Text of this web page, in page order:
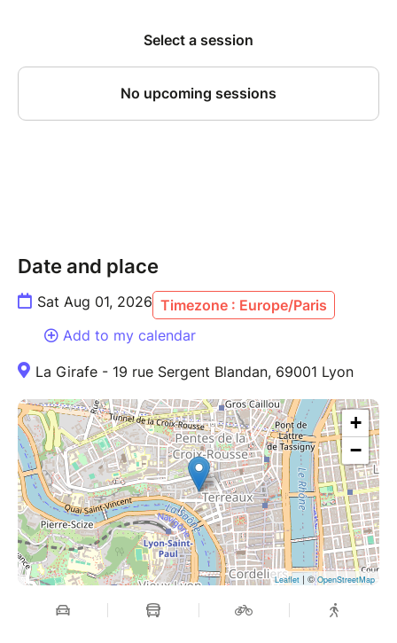
chronométré imposé par le tirage au sort, Yves et
déconcertante : relier ces 15 fragments pour
construire une seule et grande histoire continue. Loin
de subir la contrainte, ces deux as de la scène s'en
déclenchent des vagues de rires à chaque nouvelle
transition.
Date and place
Sat Aug 01, 2026 Timezone : Europe/Paris
Add to my calendar
La Girafe - 19 rue Sergent Blandan, 69001 Lyon
+
−
Leaflet | ©OpenStreetMap